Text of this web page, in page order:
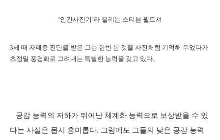
‘인간사진기’라 불리는 스티븐 월트셔
3세 때 자폐증 진단을 받은 그는 한번 본 것을 사진처럼 기억해 두었다가
초정밀 풍경화로 그려내는 특별한 능력을 갖고 있다.
공감 능력의 저하가 뛰어난 체계화 능력으로 보상받을 수 있
다는 사실은 몹시 흥미롭다. 그럼에도 그들의 낮은 공감 능력